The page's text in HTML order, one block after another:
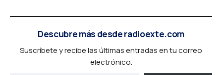
Descubre más desde radioexte.com
Suscríbete y recibe las últimas entradas en tu correo
electrónico.